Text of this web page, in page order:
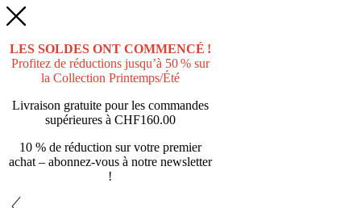
LES SOLDES ONT COMMENCÉ !
Profitez de réductions jusqu’à 50 % sur
la Collection Printemps/Été
Livraison gratuite pour les commandes
supérieures à CHF160.00
10 % de réduction sur votre premier
achat – abonnez-vous à notre newsletter
!